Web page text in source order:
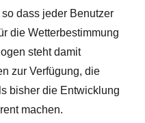
dass jeder Benutzer
die Wetterbestimmung
steht damit
zur Verfügung, die
bisher die Entwicklung
machen.